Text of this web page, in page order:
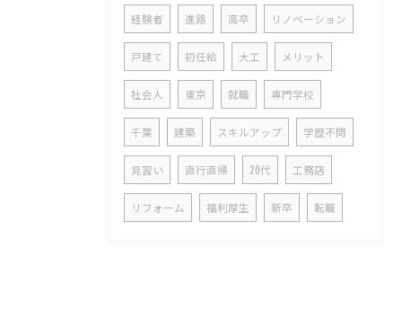
経験者 進路 高卒 リノベーション
戸建て 初任給 大工 メリット
社会人 東京 就職 専門学校
千葉 建築 スキルアップ 学歴不問
見習い 直行直帰 20代 工務店
リフォーム 福利厚生 新卒 転職